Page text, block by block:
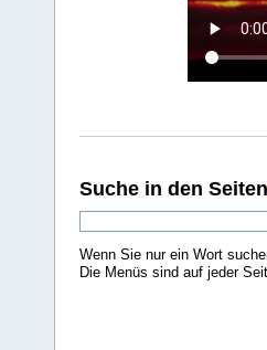
Suche in den Seiten
Wenn Sie nur ein Wort
Die Menüs sind auf jeder